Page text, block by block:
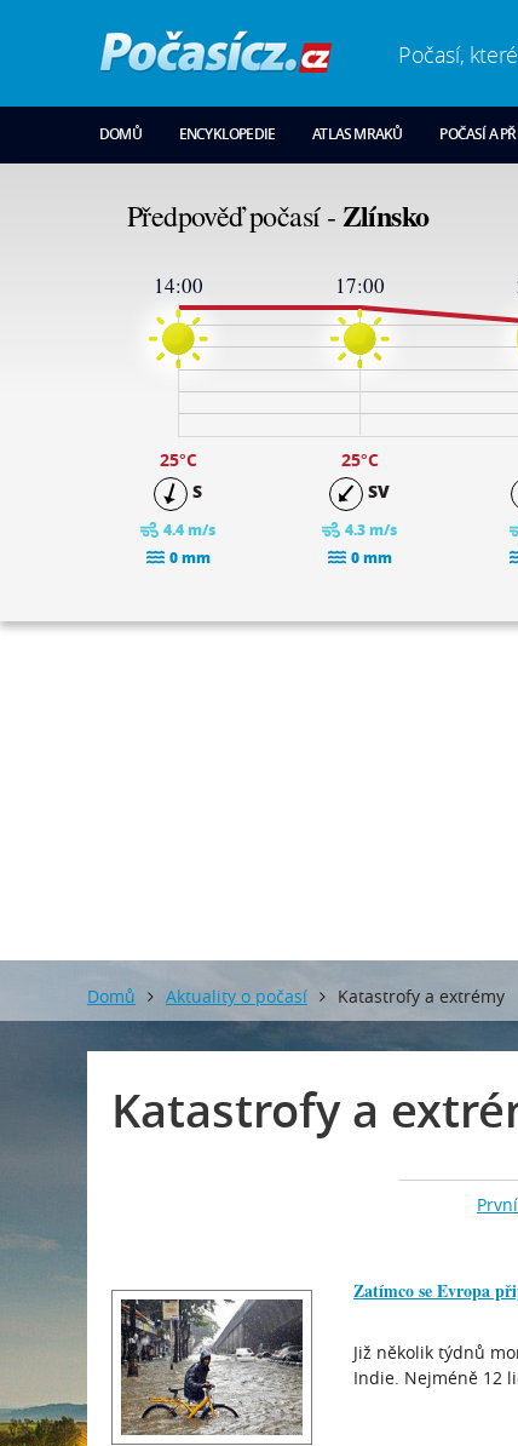
Počasí,
DOMŮ ENCYKLOPEDIE ATLAS MRAKŮ POČASÍ A
Předpověď počasí -Zlínsko
14:00
25°C
S
4.4 m/s
0 mm
17:00
25°C
SV
4.3 m/s
0 mm
26
24
19
Domů Aktuality o počasí Katastrofy a extrémy
Katastrofy a
První
Zatímco se Evropa
Již několik týdnů
Indie. Nejméně 12